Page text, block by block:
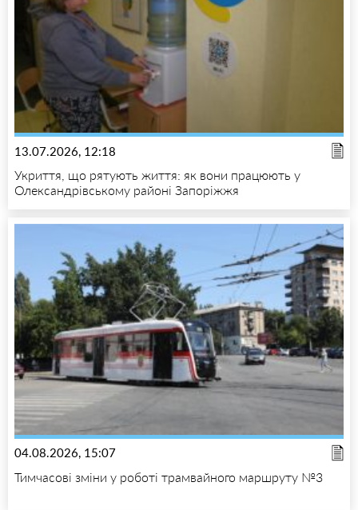
13.07.2026, 12:18
Укриття, що рятують життя: як вони працюють у
Олександрівському районі Запоріжжя
04.08.2026, 15:07
Тимчасові зміни у роботі трамвайного маршруту №3